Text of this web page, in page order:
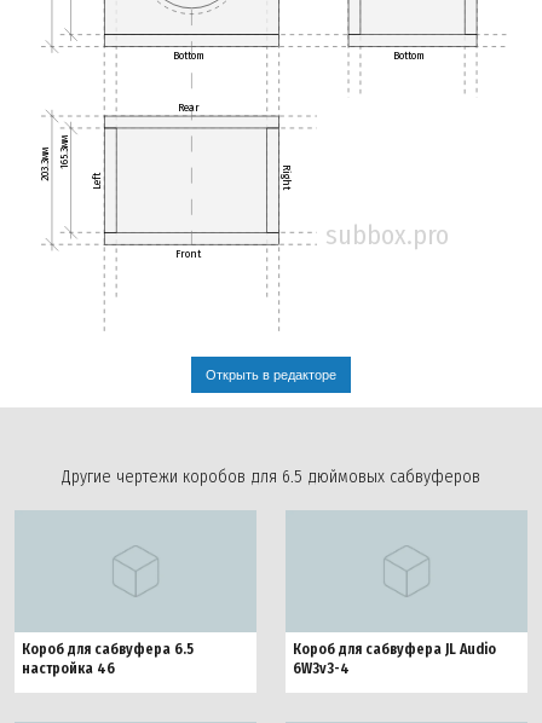
203.3мм 165.3мм
Bottom Bottom
Rear
Front
Left Right
subbox.pro
Открыть в редакторе
Другие чертежи коробов для 6.5 дюймовых сабвуферов
Короб для сабвуфера 6.5
настройка 46
Короб для сабвуфера JL Audio
6W3v3-4